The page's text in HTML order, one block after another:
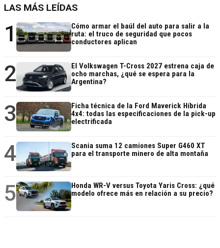
LAS MÁS LEÍDAS
1
Cómo armar el baúl del auto para salir a la
ruta: el truco de seguridad que pocos
conductores aplican
2
El Volkswagen T-Cross 2027 estrena caja de
ocho marchas, ¿qué se espera para la
Argentina?
3
Ficha técnica de la Ford Maverick Híbrida
4x4: todas las especificaciones de la pick-up
electrificada
4
Scania suma 12 camiones Super G460 XT
para el transporte minero de alta montaña
5
Honda WR-V versus Toyota Yaris Cross: ¿qué
modelo ofrece más en relación a su precio?